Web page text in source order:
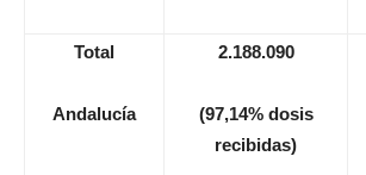
Total
Andalucía
2.188.090
(97,14% dosis
recibidas)